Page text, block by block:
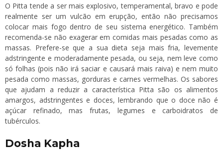
O Pitta tende a ser mais explosivo, temperamental, bravo e pode
realmente ser um vulcão em erupção, então não precisamos
colocar mais fogo dentro de seu sistema energético. Também
recomenda-se não exagerar em comidas mais pesadas como as
massas. Prefere-se que a sua dieta seja mais fria, levemente
adstringente e moderadamente pesada, ou seja, nem leve como
só folhas (pois não irá saciar e causará mais raiva) e nem muito
pesada como massas, gorduras e carnes vermelhas. Os sabores
que ajudam a reduzir a característica Pitta são os alimentos
amargos, adstringentes e doces, lembrando que o doce não é
açúcar refinado, mas frutas, legumes e carboidratos de
tubérculos.
Dosha Kapha